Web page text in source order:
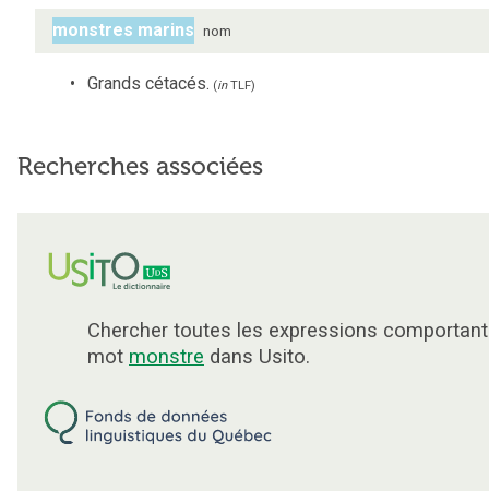
monstres marins nom
Grands cétacés. (inTLF)
Recherches associées
Chercher toutes les expressions
mot monstre dans Usito.